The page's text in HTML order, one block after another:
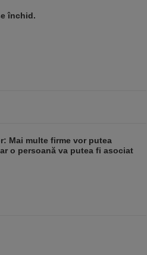
închid.
Mai multe firme vor putea
o persoană va putea fi asociat